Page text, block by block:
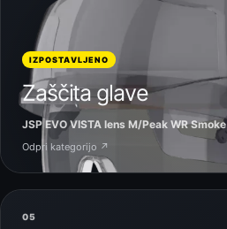
IZPOSTAVLJENO
Zaščita glave
JSP EVO VISTA lens M/Peak WR Smoke
Odpri kategorijo ↗
05